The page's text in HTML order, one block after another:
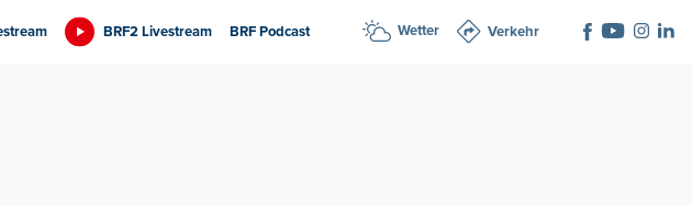
BRF2 Livestream BRF Podcast Wetter Verkehr